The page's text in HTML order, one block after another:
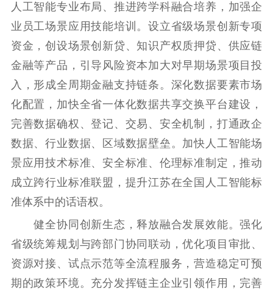
人工智能专业布局、推进跨学科融合培养，加强企
业员工场景应用技能培训。设立省级场景创新专项
资金，创设场景创新贷、知识产权质押贷、供应链
金融等产品，引导风险资本加大对早期场景项目投
入，形成全周期金融支持链条。深化数据要素市场
化配置，加快全省一体化数据共享交换平台建设，
完善数据确权、登记、交易、安全机制，打通政企
数据、行业数据、区域数据壁垒。加快人工智能场
景应用技术标准、安全标准、伦理标准制定，推动
成立跨行业标准联盟，提升江苏在全国人工智能标
准体系中的话语权。
健全协同创新生态，释放融合发展效能。强化
省级统筹规划与跨部门协同联动，优化项目审批、
资源对接、试点示范等全流程服务，营造稳定可预
期的政策环境。充分发挥链主企业引领作用，完善